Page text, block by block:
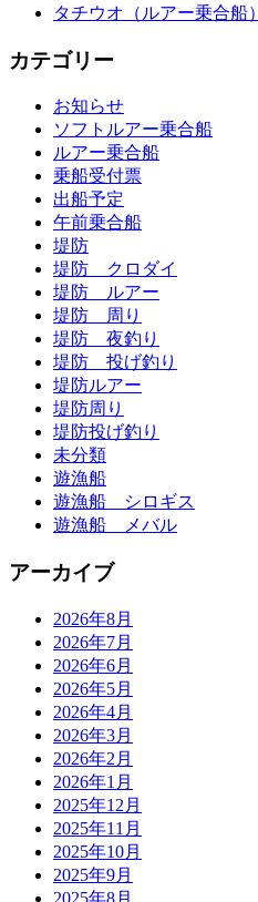
タチウオ（ルアー乗合船）
カテゴリー
お知らせ
ソフトルアー乗合船
ルアー乗合船
乗船受付票
出船予定
午前乗合船
堤防
堤防 クロダイ
堤防 ルアー
堤防 周り
堤防 夜釣り
堤防 投げ釣り
堤防ルアー
堤防周り
堤防投げ釣り
未分類
遊漁船
遊漁船 シロギス
遊漁船 メバル
アーカイブ
2026年8月
2026年7月
2026年6月
2026年5月
2026年4月
2026年3月
2026年2月
2026年1月
2025年12月
2025年11月
2025年10月
2025年9月
2025年8月